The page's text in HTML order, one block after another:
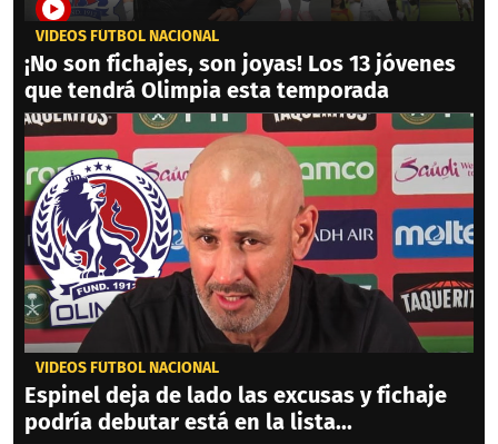
VIDEOS FÚTBOL NACIONAL
¡No son fichajes, son joyas! Los 13 jóvenes
que tendrá Olimpia esta temporada
VIDEOS FÚTBOL NACIONAL
Espinel deja de lado las excusas y fichaje
podría debutar está en la lista...